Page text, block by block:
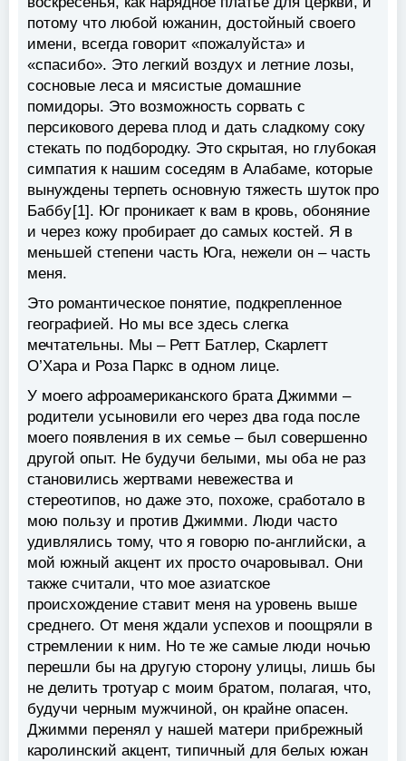
потому что любой южанин, достойный своего
имени, всегда говорит «пожалуйста» и
«спасибо». Это легкий воздух и летние лозы,
сосновые леса и мясистые домашние
помидоры. Это возможность сорвать с
персикового дерева плод и дать сладкому соку
стекать по подбородку. Это скрытая, но глубокая
симпатия к нашим соседям в Алабаме, которые
вынуждены терпеть основную тяжесть шуток про
Баббу [1]. Юг проникает к вам в кровь, обоняние
и через кожу пробирает до самых костей. Я в
меньшей степени часть Юга, нежели он – часть
меня.
Это романтическое понятие, подкрепленное
географией. Но мы все здесь слегка
мечтательны. Мы – Ретт Батлер, Скарлетт
О’Хара и Роза Паркс в одном лице.
У моего афроамериканского брата Джимми –
родители усыновили его через два года после
моего появления в их семье – был совершенно
другой опыт. Не будучи белыми, мы оба не раз
становились жертвами невежества и
стереотипов, но даже это, похоже, сработало в
мою пользу и против Джимми. Люди часто
удивлялись тому, что я говорю по-английски, а
мой южный акцент их просто очаровывал. Они
также считали, что мое азиатское
происхождение ставит меня на уровень выше
среднего. От меня ждали успехов и поощряли в
стремлении к ним. Но те же самые люди ночью
перешли бы на другую сторону улицы, лишь бы
не делить тротуар с моим братом, полагая, что,
будучи черным мужчиной, он крайне опасен.
Джимми перенял у нашей матери прибрежный
каролинский акцент, типичный для белых южан